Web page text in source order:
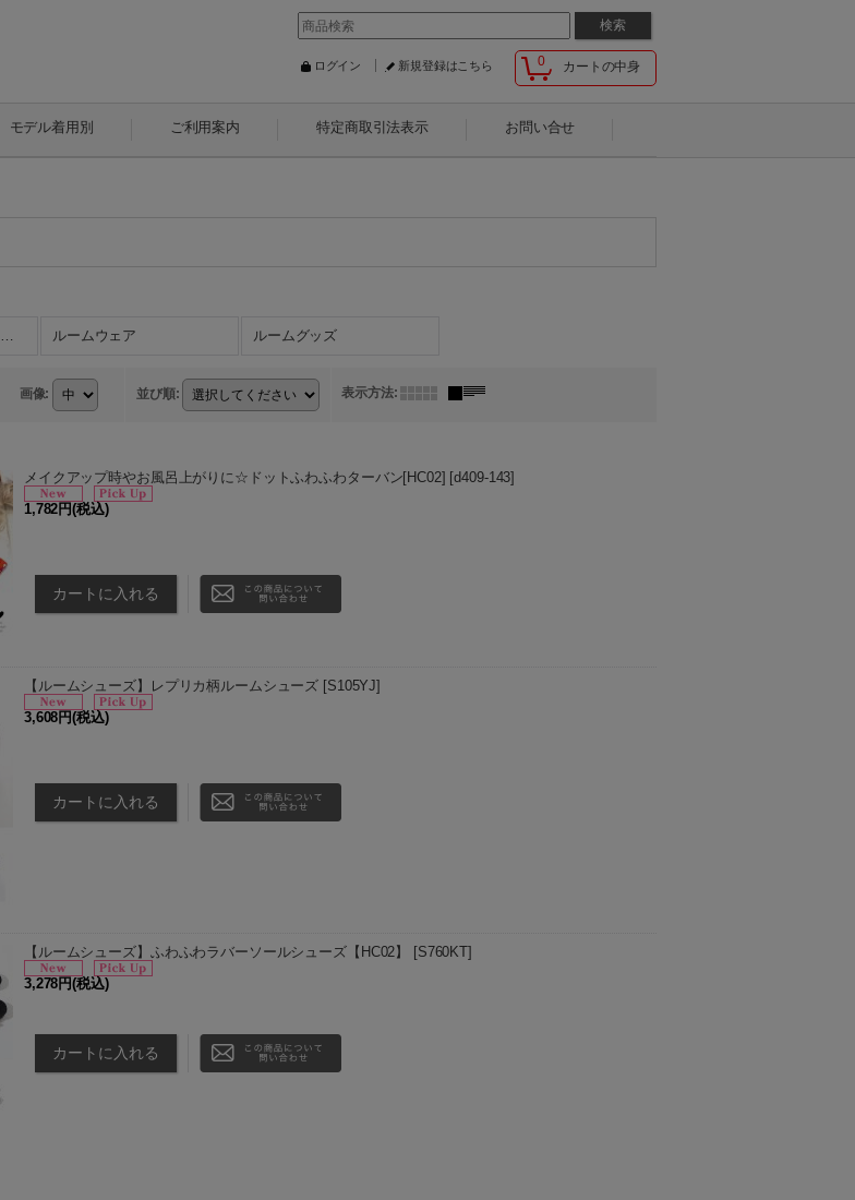
0 カートの中身
ログイン 新規登録はこちら
モデル着用別 ご利用案内 特定商取引法表示 お問い合せ
ルームウェア (全商品リスト) ルームウェア ルームグッズ
画像: 並び順: 表示方法:
メイクアップ時やお風呂上がりに☆ドットふわふわターバン[HC02] [d409-143]
1,782円(税込)
【ルームシューズ】レプリカ柄ルームシューズ [S105YJ]
3,608円(税込)
【ルームシューズ】ふわふわラバーソールシューズ【HC02】 [S760KT]
3,278円(税込)